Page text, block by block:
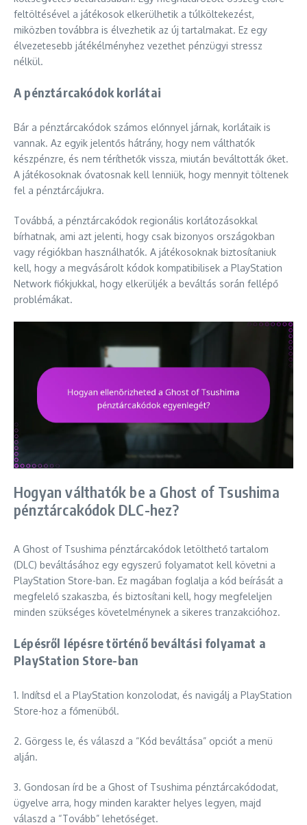
feltöltésével a játékosok elkerülhetik a túlköltekezést,
miközben továbbra is élvezhetik az új tartalmakat. Ez egy
élvezetesebb játékélményhez vezethet pénzügyi stressz
nélkül.
A pénztárcakódok korlátai
Bár a pénztárcakódok számos előnnyel járnak, korlátaik is
vannak. Az egyik jelentős hátrány, hogy nem válthatók
készpénzre, és nem téríthetők vissza, miután beváltották őket.
A játékosoknak óvatosnak kell lenniük, hogy mennyit töltenek
fel a pénztárcájukra.
Továbbá, a pénztárcakódok regionális korlátozásokkal
bírhatnak, ami azt jelenti, hogy csak bizonyos országokban
vagy régiókban használhatók. A játékosoknak biztosítaniuk
kell, hogy a megvásárolt kódok kompatibilisek a PlayStation
Network fiókjukkal, hogy elkerüljék a beváltás során fellépő
problémákat.
Hogyan válthatók be a Ghost of Tsushima
pénztárcakódok DLC-hez?
A Ghost of Tsushima pénztárcakódok letölthető tartalom
(DLC) beváltásához egy egyszerű folyamatot kell követni a
PlayStation Store-ban. Ez magában foglalja a kód beírását a
megfelelő szakaszba, és biztosítani kell, hogy megfeleljen
minden szükséges követelménynek a sikeres tranzakcióhoz.
Lépésről lépésre történő beváltási folyamat a
PlayStation Store-ban
1. Indítsd el a PlayStation konzolodat, és navigálj a PlayStation
Store-hoz a főmenüből.
2. Görgess le, és válaszd a “Kód beváltása” opciót a menü
alján.
3. Gondosan írd be a Ghost of Tsushima pénztárcakódodat,
ügyelve arra, hogy minden karakter helyes legyen, majd
válaszd a “Tovább” lehetőséget.